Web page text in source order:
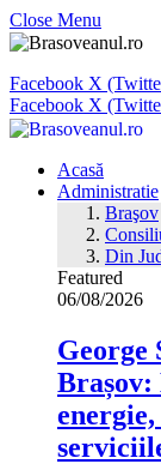
Close Menu
Facebook X
Facebook X
Acasă
Administratie
Braşov
Din
Featured
06/08/2026
Brașov: